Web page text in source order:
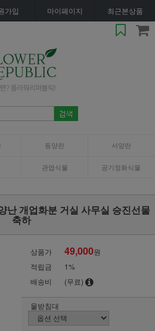
가입 마이페이지 최근본상품
동양란 서양란
관엽식물 공기정화식물
난 개업화분 거실 사무실 승진선물
축하
상품가 49,000원
적립금
1%
배송비
(무료)
물받침대